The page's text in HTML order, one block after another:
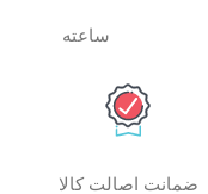
ساعته
ضمانت اصالت کالا